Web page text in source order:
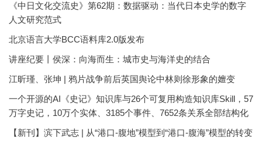
《中日文化交流史》第62期：数据驱动：当代日本史学的数字
人文研究范式
北京语言大学BCC语料库2.0版发布
讲座纪要丨侯深：向海而生：城市史与海洋史的结合
江昕瑾、张坤 | 鸦片战争前后英国舆论中林则徐形象的嬗变
一个开源的AI《史记》知识库与26个可复用构造知识库Skill，57
万字史记，10万个实体、3185个事件、7652条关系全部结构化
【新刊】滨下武志 | 从“港口-腹地”模型到“港口-腹海”模型的转变